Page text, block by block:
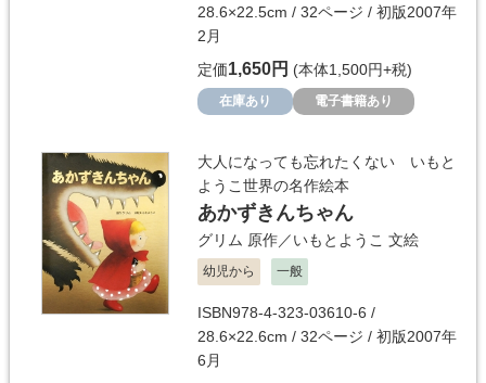
28.6×22.5cm / 32ページ / 初版2007年
2月
定価1,650円 (本体1,500円+税)
在庫あり 電子書籍あり
大人になっても忘れたくない いもと
ようこ世界の名作絵本
あかずきんちゃん
グリム 原作／いもとようこ 文絵
幼児から 一般
ISBN978-4-323-03610-6 /
28.6×22.6cm / 32ページ / 初版2007年
6月